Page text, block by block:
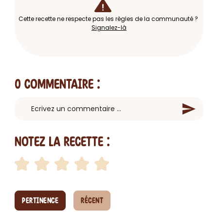
Cette recette ne respecte pas les règles de la communauté ?
Signalez-là
0 Commentaire :
Notez la recette :
PERTINENCE RÉCENT